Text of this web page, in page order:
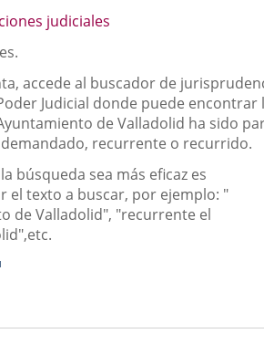
aplicación
judiciales
accede al buscador de
Judicial donde puede encontrar
de Valladolid ha sido
recurrente o recurrido.
búsqueda sea más eficaz es
el texto a buscar, por ejemplo: "
de Valladolid", "recurrente el
aplicación